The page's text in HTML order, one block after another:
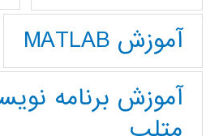
آموزش MATLAB
آموزش برنامه